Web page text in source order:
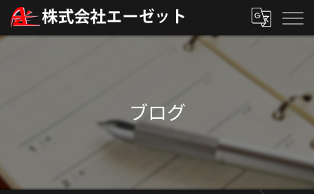
ブログ